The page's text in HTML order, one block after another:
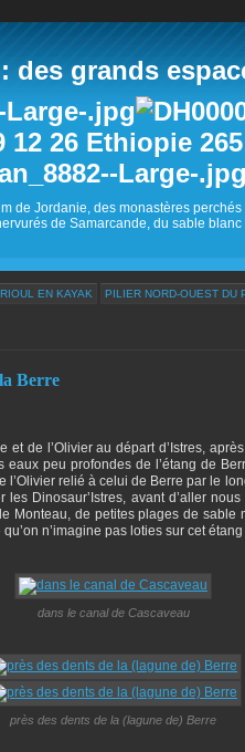
des grands
de Jordanie, des monastères
de Samarcande, du sable
EN KAYAK PILIER NORD-OUEST DU
Berre
et de l’Olivier au départ d’Istres,
peu profondes de l’étang de
l’Olivier relié à celui de Berre par le
les Dinosaur’Istres, avant d’aller
Monteau, de petites plages de sable
n’imagine pas loties sur cet
dans le canal de Cascaveau
près des dents de la (lagune de) Berre